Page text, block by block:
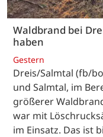
Waldbrand bei
haben
Gestern
Dreis/Salmtal (fb/
und Salmtal, im
größerer
war mit
im Einsatz. Das ist